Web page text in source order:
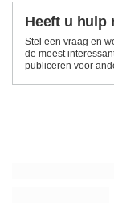
Heeft u hulp
Stel een vraag en
de meest
publiceren voor